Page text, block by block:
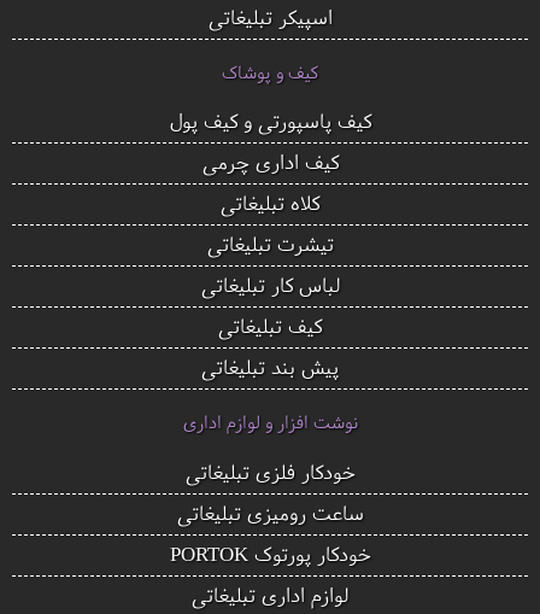
اسپیکر تبلیغاتی
کیف و پوشاک
کیف پاسپورتی و کیف پول
کیف اداری چرمی
کلاه تبلیغاتی
تیشرت تبلیغاتی
لباس کار تبلیغاتی
کیف تبلیغاتی
پیش بند تبلیغاتی
نوشت افزار و لوازم اداری
خودکار فلزی تبلیغاتی
ساعت رومیزی تبلیغاتی
خودکار پورتوک PORTOK
لوازم اداری تبلیغاتی